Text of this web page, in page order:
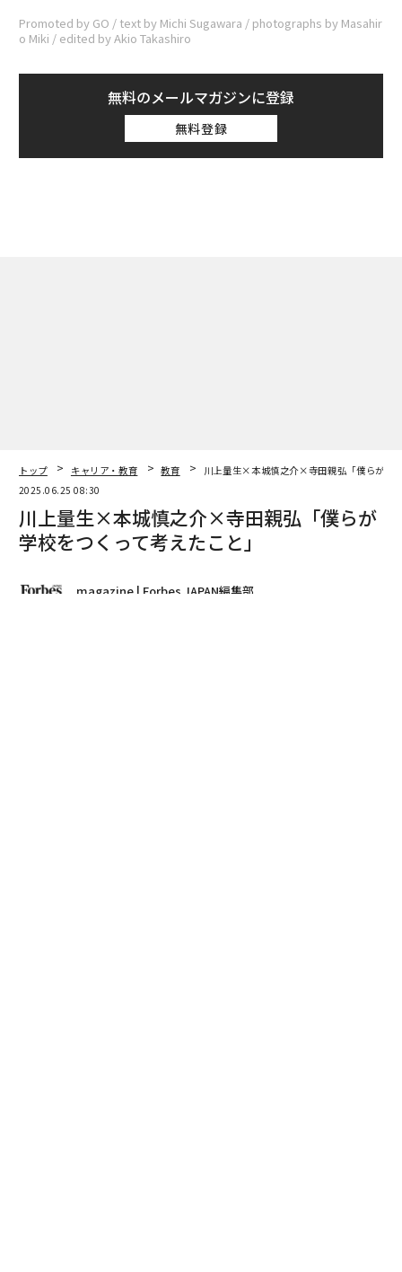
Promoted by GO / text by Michi Sugawara / photographs by Masahir
o Miki / edited by Akio Takashiro
無料のメールマガジンに登録
無料登録
トップ キャリア・教育 教育
川上量生×本城慎之介×寺田親弘「僕らが学
2025.06.25 08:30
川上量生×本城慎之介×寺田親弘「僕らが
学校をつくって考えたこと」
magazine | Forbes JAPAN編集部